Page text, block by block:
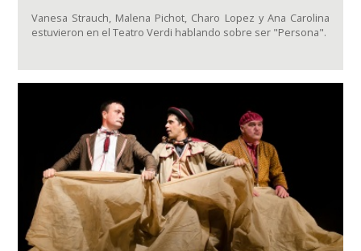
Vanesa Strauch, Malena Pichot, Charo Lopez y Ana Carolina
estuvieron en el Teatro Verdi hablando sobre ser "Persona".